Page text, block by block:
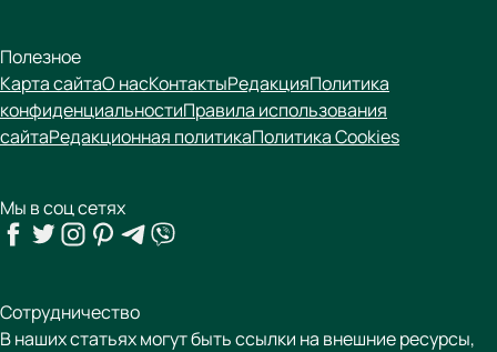
Полезное
Карта сайтаО насКонтактыРедакцияПолитика
конфиденциальностиПравила использования
сайтаРедакционная политикаПолитика Cookies
Мы в соц сетях
Сотрудничество
В наших статьях могут быть ссылки на внешние ресурсы,